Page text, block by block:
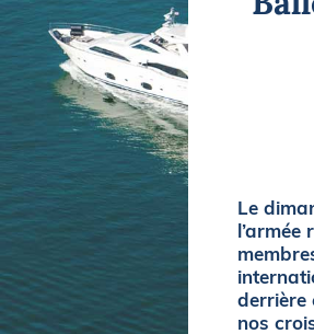
Equipements
Le
derrière
nos